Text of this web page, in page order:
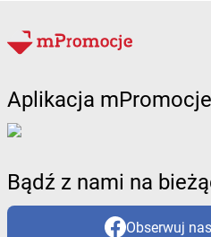
Aplikacja
Bądź z nami na
Obserwuj